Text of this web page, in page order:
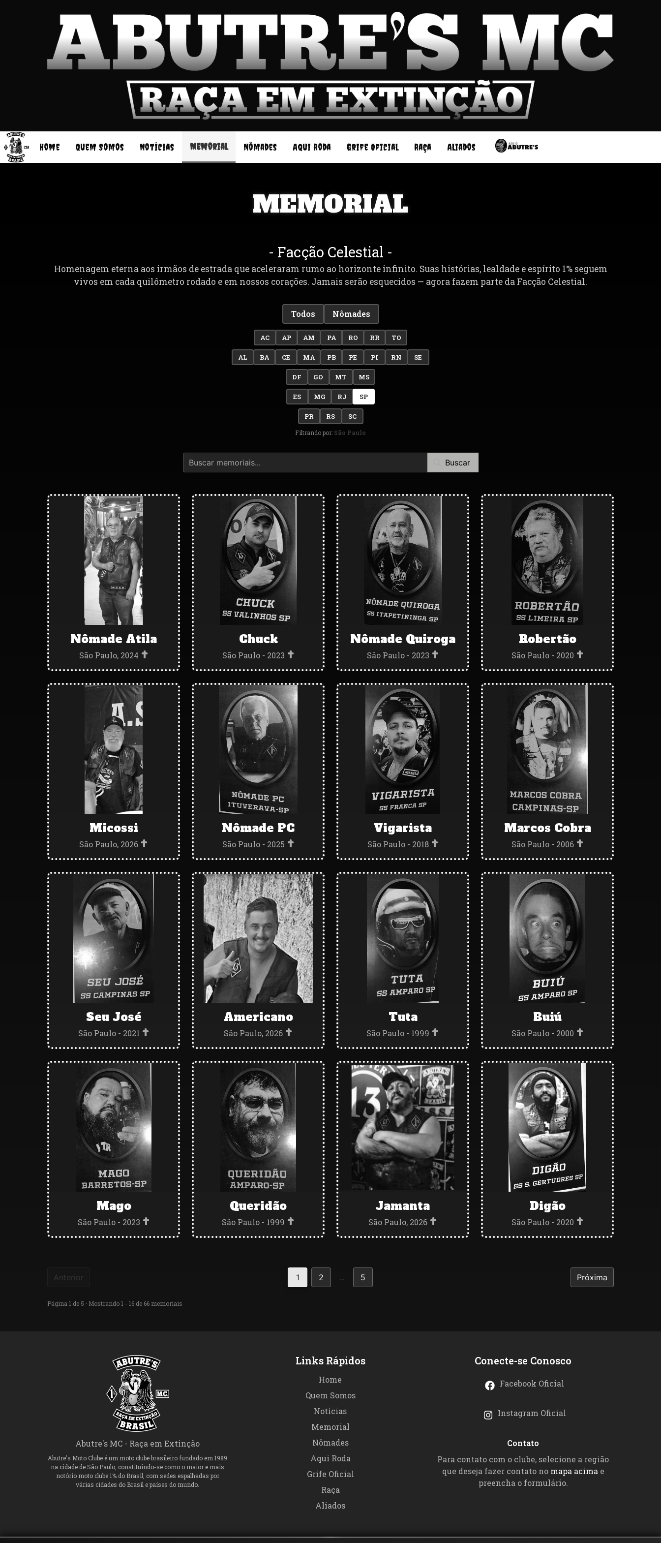
Home Quem Somos Notícias Memorial Nômades Aqui Roda Grife Oficial Raça Aliados
MEMORIAL
- Facção Celestial -
Homenagem eterna aos irmãos de estrada que aceleraram rumo ao horizonte infinito. Suas histórias, lealdade e espírito 1% seguem
vivos em cada quilômetro rodado e em nossos corações. Jamais serão esquecidos — agora fazem parte da Facção Celestial.
Todos Nômades
AC AP AM PA RO RR TO
AL BA CE MA PB PE PI RN SE
DF GO MT MS
ES MG RJ SP
PR RS SC
Filtrando por: São Paulo
Buscar
Nômade Atila
São Paulo, 2024
Chuck
São Paulo - 2023
Nômade Quiroga
São Paulo - 2023
Robertão
São Paulo - 2020
Micossi
São Paulo, 2026
Nômade PC
São Paulo - 2025
Vigarista
São Paulo - 2018
Marcos Cobra
São Paulo - 2006
Seu José
São Paulo - 2021
Americano
São Paulo, 2026
Tuta
São Paulo - 1999
Buiú
São Paulo - 2000
Mago
São Paulo - 2023
Queridão
São Paulo - 1999
Jamanta
São Paulo, 2026
Digão
São Paulo - 2020
Anterior Próxima
1 2 … 5
Página 1 de 5 · Mostrando 1 - 16 de 66 memoriais
Abutre's MC - Raça em Extinção
Abutre's Moto Clube é um moto clube brasileiro fundado em 1989
na cidade de São Paulo, constituindo-se como o maior e mais
notório moto clube 1% do Brasil, com sedes espalhadas por
várias cidades do Brasil e países do mundo.
Links Rápidos
Home
Quem Somos
Notícias
Memorial
Nômades
Aqui Roda
Grife Oficial
Raça
Aliados
Conecte-se Conosco
Facebook Oficial
Instagram Oficial
Contato
Para contato com o clube, selecione a região
que deseja fazer contato no mapa acima e
preencha o formulário.